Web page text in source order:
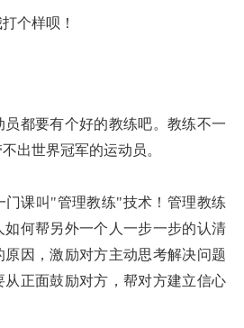
个样呗！
都要有个好的教练吧。教练不一
出世界冠军的运动员。
门课叫 "管理教练"技术！管理教练
如何帮另外一个人一步一步的认清
因，激励对方主动思考解决问题
从正面鼓励对方，帮对方建立信心